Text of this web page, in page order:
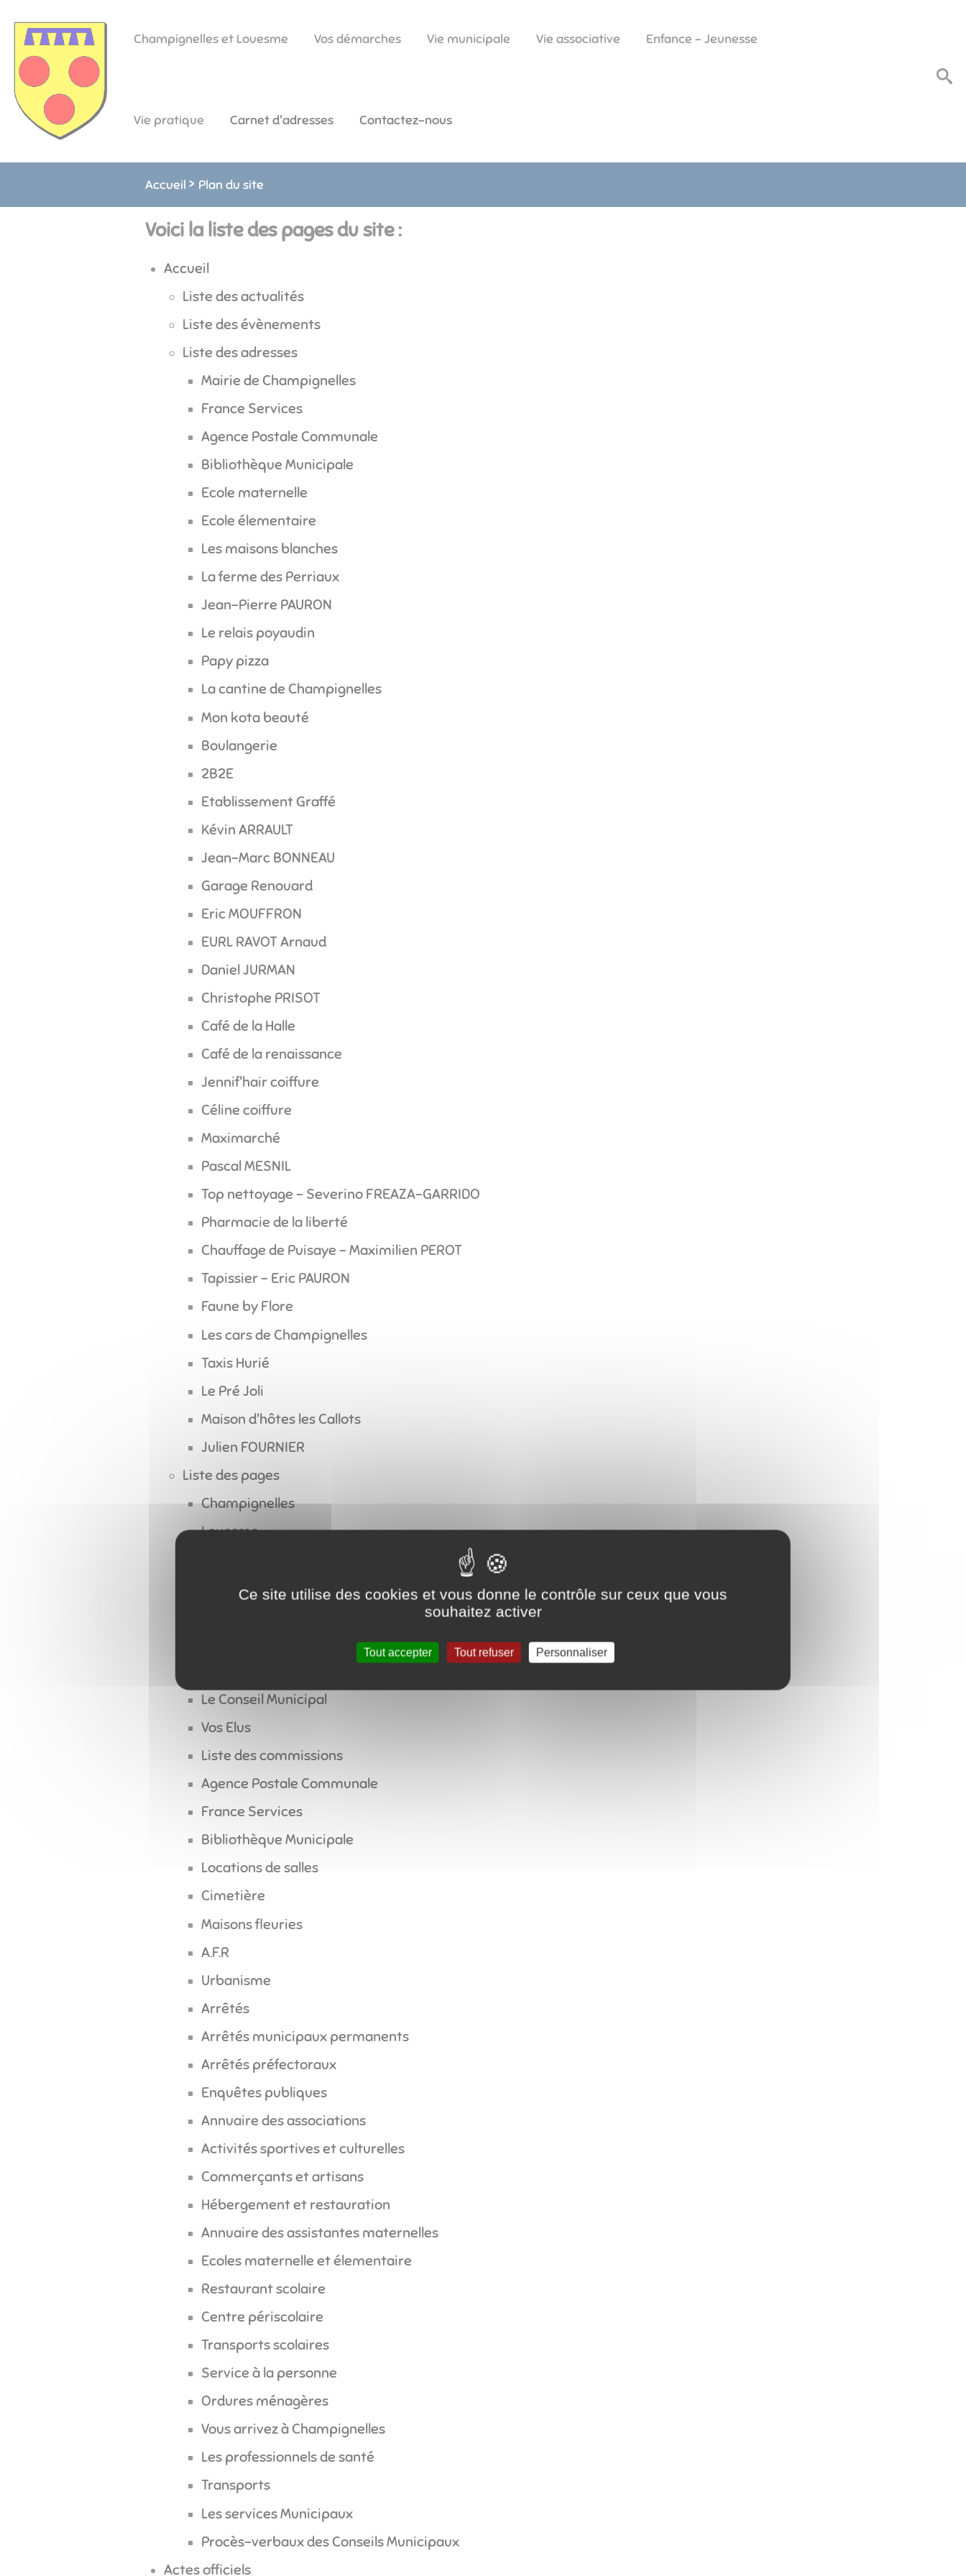
d'accès
rapide
menu
d'accès
rapide
contenu
principal
d'accès
rapide
recherche
d'accès
rapide
pied
page
Champignelles et Louesme Vos démarches Vie municipale Vie associative Enfance - Jeunesse
Vie pratique Carnet d'adresses Contactez-nous
Accueil Plan du site
Voici la liste des pages du site :
Accueil
Liste des actualités
Liste des évènements
Liste des adresses
Mairie de Champignelles
France Services
Agence Postale Communale
Bibliothèque Municipale
Ecole maternelle
Ecole élementaire
Les maisons blanches
La ferme des Perriaux
Jean-Pierre PAURON
Le relais poyaudin
Papy pizza
La cantine de Champignelles
Mon kota beauté
Boulangerie
2B2E
Etablissement Graffé
Kévin ARRAULT
Jean-Marc BONNEAU
Garage Renouard
Eric MOUFFRON
EURL RAVOT Arnaud
Daniel JURMAN
Christophe PRISOT
Café de la Halle
Café de la renaissance
Jennif'hair coiffure
Céline coiffure
Maximarché
Pascal MESNIL
Top nettoyage - Severino FREAZA-GARRIDO
Pharmacie de la liberté
Chauffage de Puisaye - Maximilien PEROT
Tapissier - Eric PAURON
Faune by Flore
Les cars de Champignelles
Taxis Hurié
Le Pré Joli
Maison d'hôtes les Callots
Julien FOURNIER
Liste des pages
Champignelles
Louesme
Office de Tourisme de Puisaye-Forterre
Guides des démarches administratives
Demande d'acte d'état civil
Le Conseil Municipal
Vos Elus
Liste des commissions
Agence Postale Communale
France Services
Bibliothèque Municipale
Locations de salles
Cimetière
Maisons fleuries
A.F.R
Urbanisme
Arrêtés
Arrêtés municipaux permanents
Arrêtés préfectoraux
Enquêtes publiques
Annuaire des associations
Activités sportives et culturelles
Commerçants et artisans
Hébergement et restauration
Annuaire des assistantes maternelles
Ecoles maternelle et élementaire
Restaurant scolaire
Centre périscolaire
Transports scolaires
Service à la personne
Ordures ménagères
Vous arrivez à Champignelles
Les professionnels de santé
Transports
Les services Municipaux
Procès-verbaux des Conseils Municipaux
Actes officiels
Ce site utilise des cookies et vous donne le contrôle sur ceux que vous
souhaitez activer
Tout accepter Tout refuser Personnaliser